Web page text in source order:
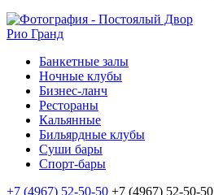
Рио Гранд
Банкетные залы
Ночные клубы
Бизнес-ланч
Рестораны
Кальянные
Бильярдные клубы
Суши бары
Спорт-бары
+7 (4967) 52-50-50 +7 (4967) 52-50-50